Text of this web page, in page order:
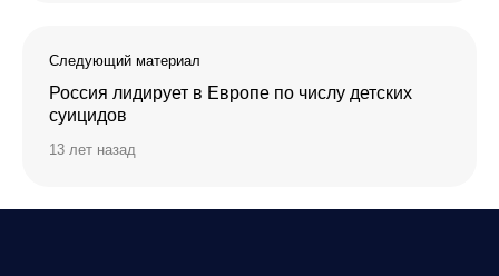
Следующий материал
Россия лидирует в Европе по числу детских
суицидов
13 лет назад